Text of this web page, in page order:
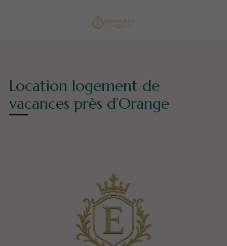
Location logement de
vacances près d’Orange